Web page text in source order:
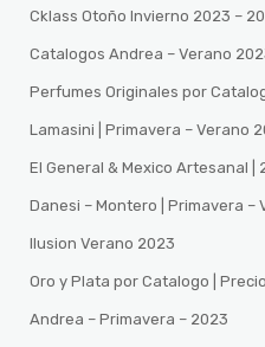
Cklass Otoño Invierno 2023 –
Catalogos Andrea – Verano
Perfumes Originales por
Lamasini | Primavera – Verano
El General & Mexico Artesanal |
Danesi – Montero | Primavera –
Ilusion Verano 2023
Oro y Plata por Catalogo |
Andrea – Primavera – 2023